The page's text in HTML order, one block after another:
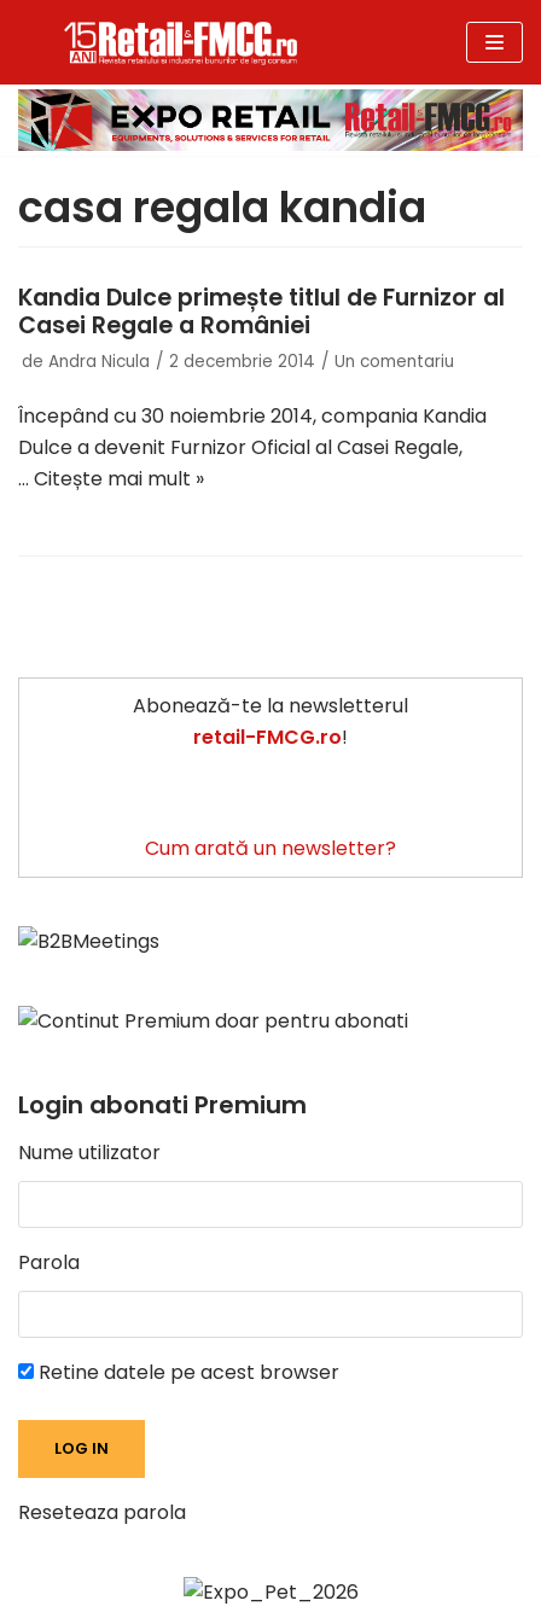
la
conținut
casa regala kandia
Kandia Dulce primește titlul de Furnizor al
Casei Regale a României
de Andra Nicula 2 decembrie 2014 Un comentariu
Începând cu 30 noiembrie 2014, compania Kandia
Dulce a devenit Furnizor Oficial al Casei Regale,
… Citește mai mult »
Abonează-te la newsletterul
retail-FMCG.ro!
Cum arată un newsletter?
Login abonati Premium
Nume utilizator
Parola
Retine datele pe acest browser
Reseteaza parola